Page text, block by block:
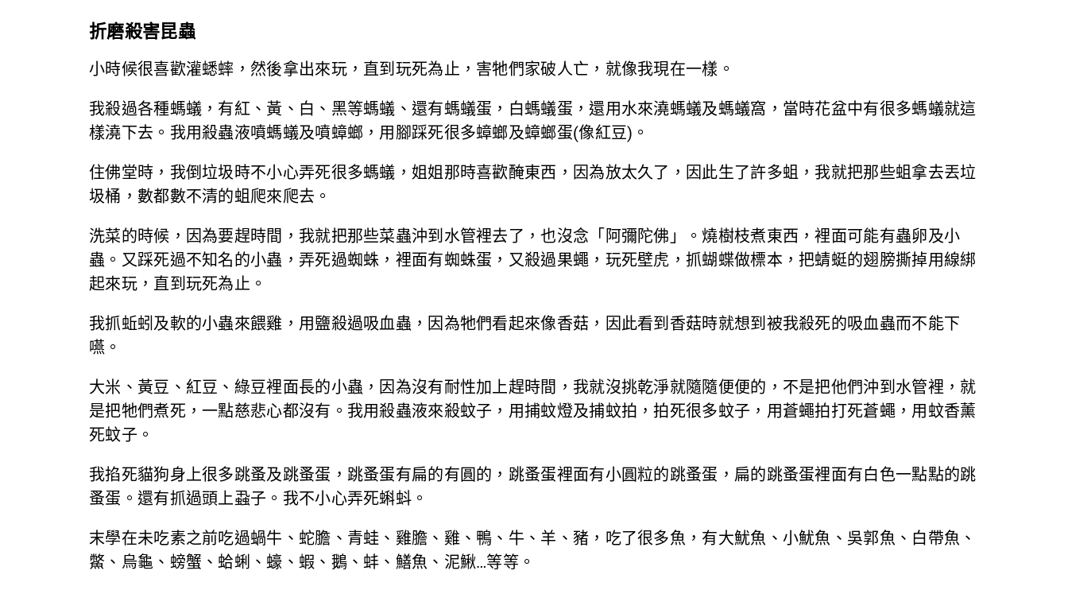
折磨殺害昆蟲
小時候很喜歡灌蟋蟀，然後拿出來玩，直到玩死為止，害牠們家破人亡，就像我現在一樣。
我殺過各種螞蟻，有紅、黃、白、黑等螞蟻、還有螞蟻蛋，白螞蟻蛋，還用水來澆螞蟻及螞蟻窩，當時花盆中有很多螞蟻就這
樣澆下去。我用殺蟲液噴螞蟻及噴蟑螂，用腳踩死很多蟑螂及蟑螂蛋(像紅豆)。
住佛堂時，我倒垃圾時不小心弄死很多螞蟻，姐姐那時喜歡醃東西，因為放太久了，因此生了許多蛆，我就把那些蛆拿去丟垃
圾桶，數都數不清的蛆爬來爬去。
洗菜的時候，因為要趕時間，我就把那些菜蟲沖到水管裡去了，也沒念「阿彌陀佛」。燒樹枝煮東西，裡面可能有蟲卵及小
蟲。又踩死過不知名的小蟲，弄死過蜘蛛，裡面有蜘蛛蛋，又殺過果蠅，玩死壁虎，抓蝴蝶做標本，把蜻蜓的翅膀撕掉用線綁
起來玩，直到玩死為止。
我抓蚯蚓及軟的小蟲來餵雞，用鹽殺過吸血蟲，因為牠們看起來像香菇，因此看到香菇時就想到被我殺死的吸血蟲而不能下
嚥。
大米、黃豆、紅豆、綠豆裡面長的小蟲，因為沒有耐性加上趕時間，我就沒挑乾淨就隨隨便便的，不是把他們沖到水管裡，就
是把牠們煮死，一點慈悲心都沒有。我用殺蟲液來殺蚊子，用捕蚊燈及捕蚊拍，拍死很多蚊子，用蒼蠅拍打死蒼蠅，用蚊香薰
死蚊子。
我掐死貓狗身上很多跳蚤及跳蚤蛋，跳蚤蛋有扁的有圓的，跳蚤蛋裡面有小圓粒的跳蚤蛋，扁的跳蚤蛋裡面有白色一點點的跳
蚤蛋。還有抓過頭上蝨子。我不小心弄死蝌蚪。
末學在未吃素之前吃過蝸牛、蛇膽、青蛙、雞膽、雞、鴨、牛、羊、豬，吃了很多魚，有大魷魚、小魷魚、吳郭魚、白帶魚、
鱉、烏龜、螃蟹、蛤蜊、蠔、蝦、鵝、蚌、鱔魚、泥鰍…等等。